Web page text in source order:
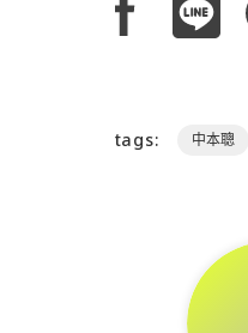
tags: 中本聰